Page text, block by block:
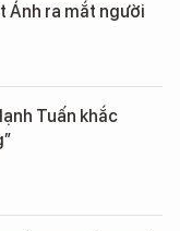
Ánh ra mắt người
Tuấn khắc